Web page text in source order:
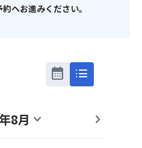
へお進みください。
calendar_month list
8月 expand_more chevron_right